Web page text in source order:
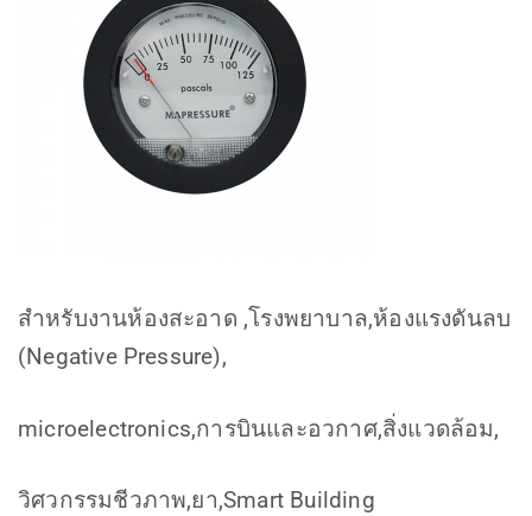
สำหรับงานห้องสะอาด ,โรงพยาบาล,ห้องแรงดันลบ
(Negative Pressure),
microelectronics,การบินและอวกาศ,สิ่งแวดล้อม,
วิศวกรรมชีวภาพ,ยา,Smart Building